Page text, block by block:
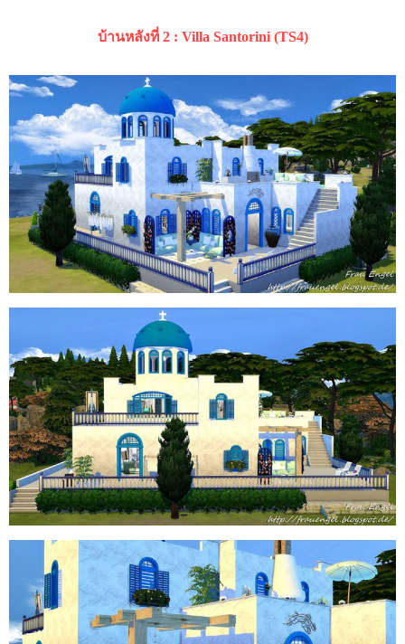
บ้านหลังที่ 2 : Villa Santorini (TS4)